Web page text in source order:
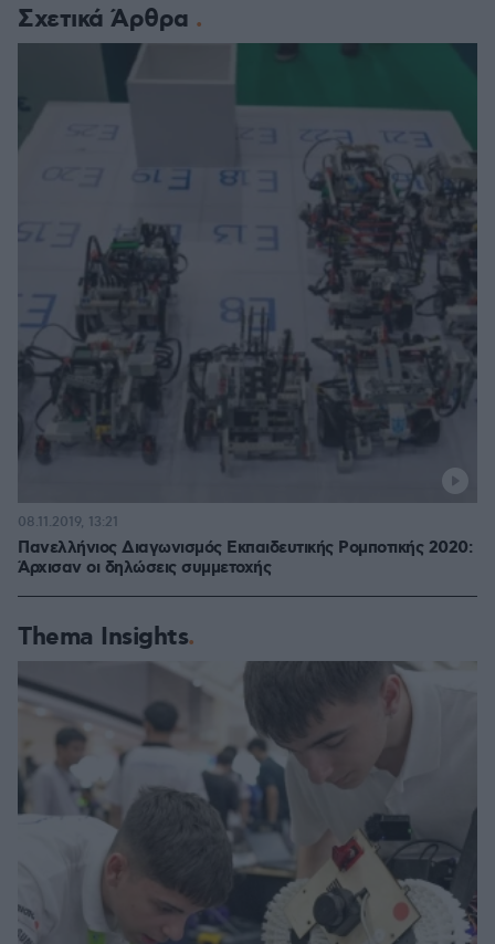
Σχετικά Άρθρα
Πανελλήνιος Διαγωνισμός Εκπαιδευτικής Ρομποτικής 2020:
Άρχισαν οι δηλώσεις συμμετοχής
08.11.2019, 13:21
Thema Insights